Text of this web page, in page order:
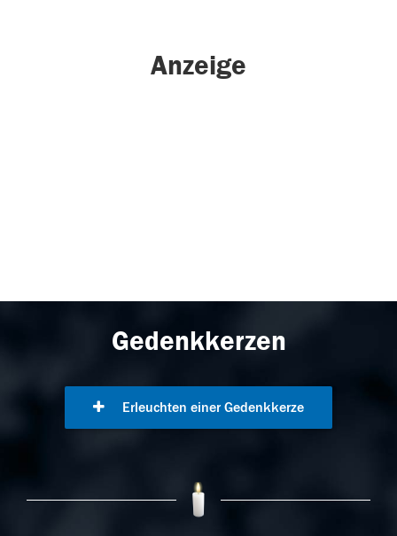
Anzeige
Gedenkkerzen
Erleuchten einer Gedenkkerze